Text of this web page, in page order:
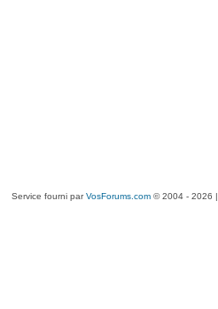
Service fourni parVosForums.com© 2004 - 2026 |